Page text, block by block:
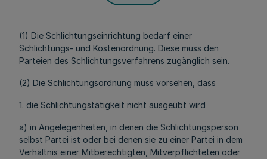
(1) Die Schlichtungseinrichtung bedarf einer
Schlichtungs- und Kostenordnung. Diese muss den
Parteien des Schlichtungsverfahrens zugänglich sein.
(2) Die Schlichtungsordnung muss vorsehen, dass
1. die Schlichtungstätigkeit nicht ausgeübt wird
a) in Angelegenheiten, in denen die Schlichtungsperson
selbst Partei ist oder bei denen sie zu einer Partei in dem
Verhältnis einer Mitberechtigten, Mitverpflichteten oder